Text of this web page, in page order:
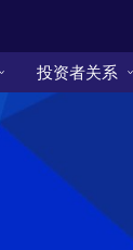
投资者关系